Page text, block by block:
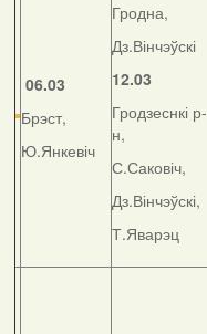
06.03
Брэст,
Ю.Янкевіч
Гродна,
Дз.Вінчэўскі
12.03
Гродзеснкі р-
н,
С.Саковіч,
Дз.Вінчэўскі,
Т.Яварэц